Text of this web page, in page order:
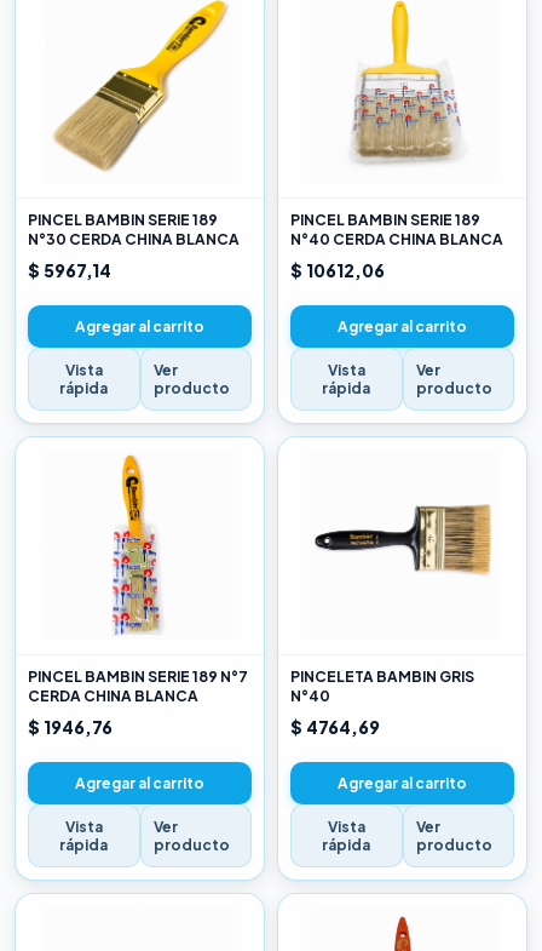
PINCEL BAMBIN SERIE 189
N°30 CERDA CHINA BLANCA
$ 5967,14
Agregar al carrito
Vista
rápida
Ver
producto
PINCEL BAMBIN SERIE 189
N°40 CERDA CHINA BLANCA
$ 10612,06
Agregar al carrito
Vista
rápida
Ver
producto
PINCEL BAMBIN SERIE 189 N°7
CERDA CHINA BLANCA
$ 1946,76
Agregar al carrito
Vista
rápida
Ver
producto
PINCELETA BAMBIN GRIS
N°40
$ 4764,69
Agregar al carrito
Vista
rápida
Ver
producto